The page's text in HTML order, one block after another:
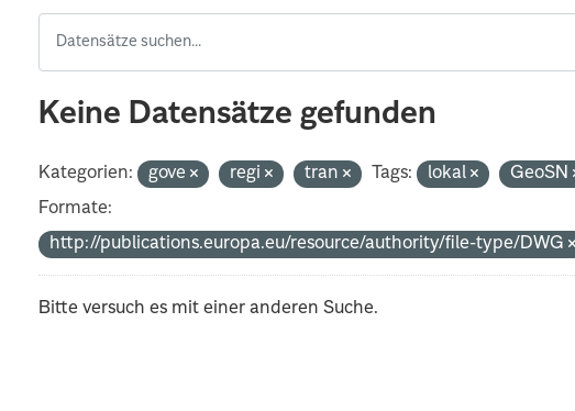
Keine Datensätze gefunden
Kategorien: gove regi tran Tags: lokal
GeoSN
Formate:
http://publications.europa.eu/resource/authority/file-type/DWG
Bitte versuch es mit einer anderen Suche.